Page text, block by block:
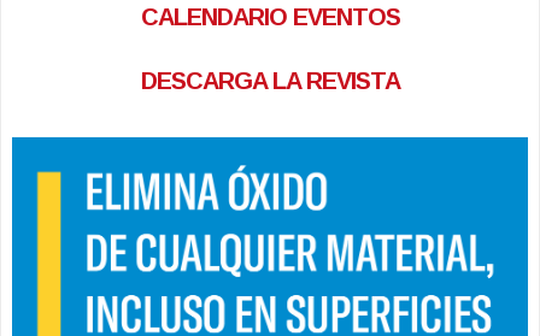
CALENDARIO EVENTOS
DESCARGA LA REVISTA